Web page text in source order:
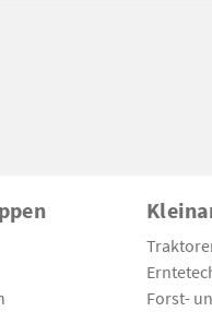
Forst-